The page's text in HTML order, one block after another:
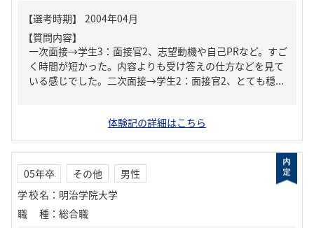
【質問内容】
一次面接→学生3：面接官2、志望動機や自己PRなど。すご
く時間が短かった。内容よりも受け答えの仕方などを見て
いる感じでした。二次面接→学生2：面接官2、とても穏...
体験記の詳細はこちら
05年卒 その他
男性
学校名 ： 明治学院大学
職種 ： 総合職